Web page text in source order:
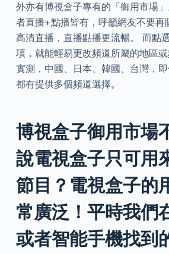
外亦有博視盒子專有的「御用市場
者直播+點播皆有，呼籲網友不要再
高清直播，直播點播更流暢。 而點
項，就能輕易更改頻道所屬的地區
實測，中國、日本、韓國、台灣，
都有提供多個頻道選擇。
博視盒子御用市場
說電視盒子只可用
節目？電視盒子的
常廣泛！平時我們
或者智能手機找到